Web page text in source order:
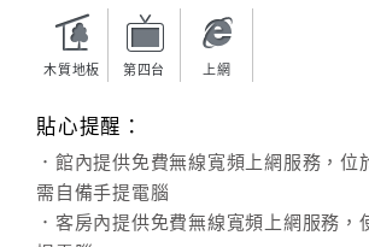
上
服
木質地板 第四台 上網
貼心提醒：
．館內提供免費無線寬頻上網服務，位
需自備手提電腦
．客房內提供免費無線寬頻上網服務，